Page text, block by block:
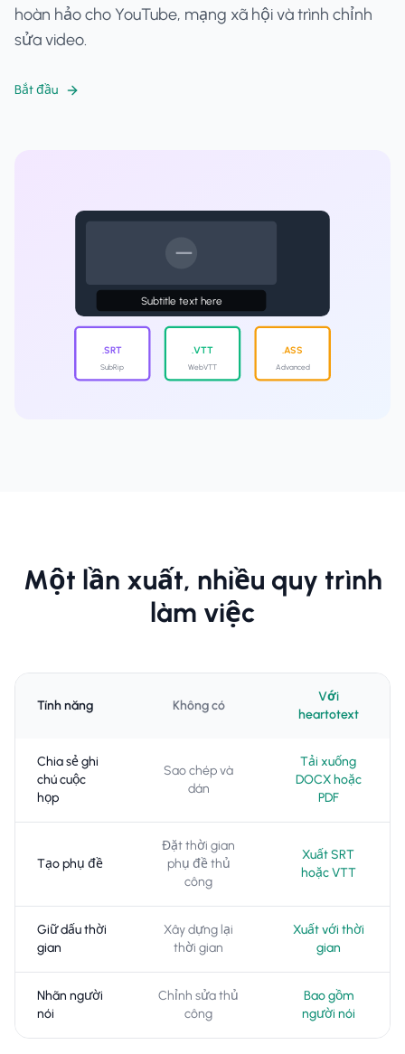
hoàn hảo cho YouTube, mạng xã hội và trình chỉnh
sửa video.
Bắt đầu
Subtitle text here
.SRT
SubRip
.VTT
WebVTT
.ASS
Advanced
Một lần xuất, nhiều quy trình
làm việc
Tính năng Không có
Với
heartotext
Chia sẻ ghi
chú cuộc
họp
Sao chép và
dán
Tải xuống
DOCX hoặc
PDF
Tạo phụ đề
Đặt thời gian
phụ đề thủ
công
Xuất SRT
hoặc VTT
Giữ dấu thời
gian
Xây dựng lại
thời gian
Xuất với thời
gian
Nhãn người
nói
Chỉnh sửa thủ
công
Bao gồm
người nói